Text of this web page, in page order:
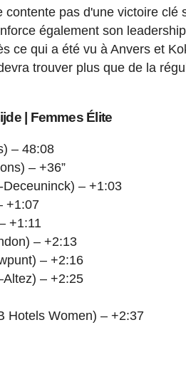
pas d'une victoire clé
également son
ce qui a été vu à Anvers et
trouver plus que de la
| Femmes Élite
– 48:08
– +36”
– +1:03
+1:07
+1:11
– +2:13
– +2:16
– +2:25
Hotels Women) – +2:37